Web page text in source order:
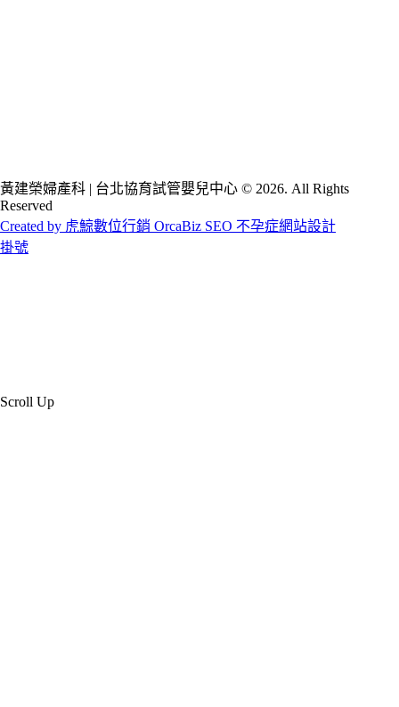
黃建榮婦產科 | 台北協育試管嬰兒中心 © 2026. All Rights
Reserved
Created by 虎鯨數位行銷 OrcaBiz SEO 不孕症網站設計
掛號
Scroll Up